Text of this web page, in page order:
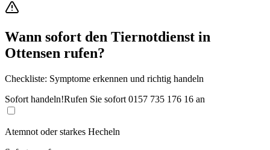
Wann sofort den Tiernotdienst in
Ottensen rufen?
Checkliste: Symptome erkennen und richtig handeln
Sofort handeln!Rufen Sie sofort 0157 735 176 16 an
Atemnot oder starkes Hecheln